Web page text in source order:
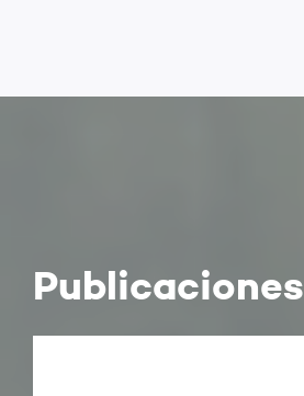
Publicaciones